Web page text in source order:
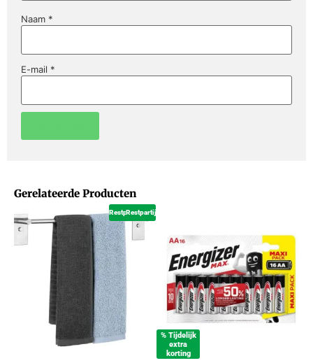
Naam *
E-mail *
Gerelateerde Producten
RestpartijRestpartij
% Tijdelijk
extra
korting